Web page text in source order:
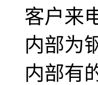
客户来
内部为
内部有